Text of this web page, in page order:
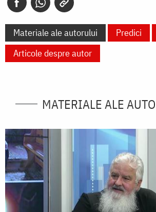
Materiale ale autorului Predici
Articole despre autor
MATERIALE ALE